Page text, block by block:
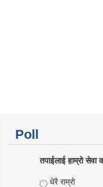
Poll
तपाईलाई हाम्रो सेवा
Choices
धेरै राम्रो